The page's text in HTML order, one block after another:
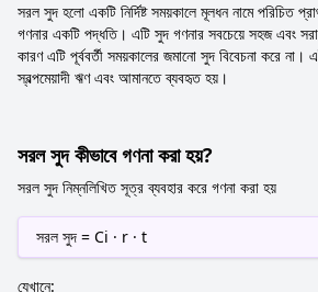
সরল সুদ হলো একটি নির্দিষ্ট সময়কালে মূলধন নামে পরিচিত
গণনার একটি পদ্ধতি। এটি সুদ গণনার সবচেয়ে সহজ এবং
কারণ এটি পূর্ববর্তী সময়কালের জমানো সুদ বিবেচনা করে না।
স্বল্পমেয়াদী ঋণ এবং আমানতে ব্যবহৃত হয়।
সরল সুদ কীভাবে গণনা করা হয়?
সরল সুদ নিম্নলিখিত সূত্র ব্যবহার করে গণনা করা হয়
সরল সুদ = Ci · r · t
যেখানে: